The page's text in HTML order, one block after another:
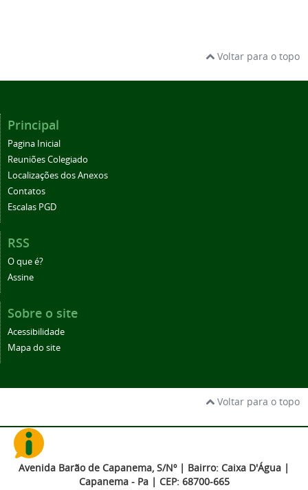
Voltar para o topo
Principal
Pagina Inicial
Reuniões Colegiado
Localizações dos Anexos
Contatos
Escalas PGD
RSS
O que é?
Assine
Sobre o site
Acessibilidade
Mapa do site
Voltar para o topo
Avenida Barão de Capanema, S/Nº | Bairro: Caixa D'Água |
Capanema - Pa | CEP: 68700-665